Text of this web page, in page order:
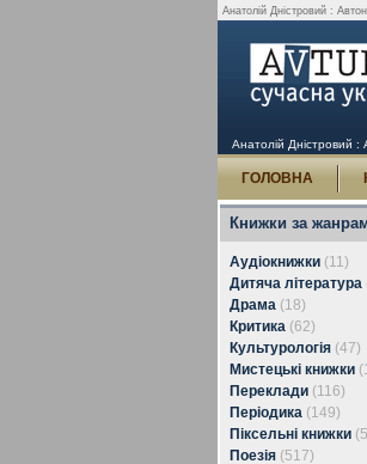
Анатолій Дністровий :
Анатолій Дністровий :
ГОЛОВНА
Книжки за
Аудіокнижки (11)
Дитяча література
Драма (18)
Критика (62)
Культурологія (47)
Мистецькі книжки
Переклади (116)
Періодика (149)
Піксельні книжки
Поезія (517)